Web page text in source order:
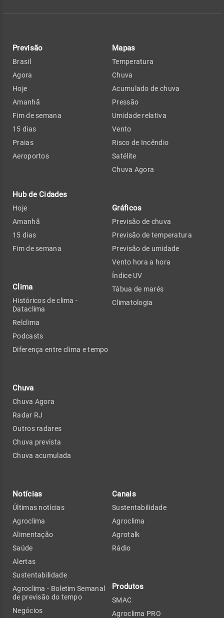
Previsão
Brasil
Agora
Hoje
Amanhã
Fim de semana
15 dias
Praias
Aeroportos
Hub de Cidades
Hoje
Amanhã
15 dias
Fim de semana
Clima
Históricos de clima -
Dataclima
Relclima
Podcasts
Diferença entre clima e tempo
Chuva
Chuva Agora
Radar RJ
Outros radares
Chuva prevista
Chuva acumulada
Mapas
Temperatura
Chuva
Acumulado de chuva
Pressão
Umidade relativa
Vento
Risco de Incêndio
Satélite
Chuva Agora
Gráficos
Previsão de chuva
Previsão de temperatura
Previsão de umidade
Vento hora a hora
Índice UV
Tábua de marés
Climatologia
Notícias
Últimas notícias
Agroclima
Alimentação
Saúde
Alertas
Sustentabilidade
Agroclima - Boletim Semanal
de previsão do tempo
Negócios
Canais
Sustentabilidade
Agroclima
Agrotalk
Rádio
Produtos
SMAC
Agroclima PRO